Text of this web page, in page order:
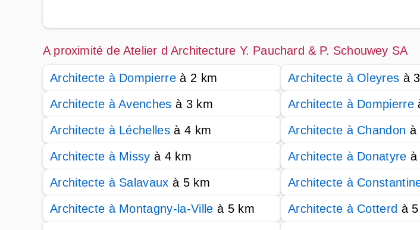
A proximité de Atelier d Architecture Y. Pauchard & P. Schouwey SA
Architecte à Dompierre à 2 km Architecte à Oleyres à
Architecte à Avenches à 3 km Architecte à Dompierre
Architecte à Léchelles à 4 km Architecte à Chandon à
Architecte à Missy à 4 km Architecte à Donatyre à
Architecte à Salavaux à 5 km Architecte à
Architecte à Montagny-la-Ville à 5 km Architecte à Cotterd à